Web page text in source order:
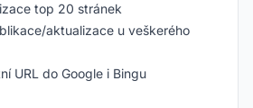
top 20 stránek
aktualizace u veškerého
URL do Google i Bingu